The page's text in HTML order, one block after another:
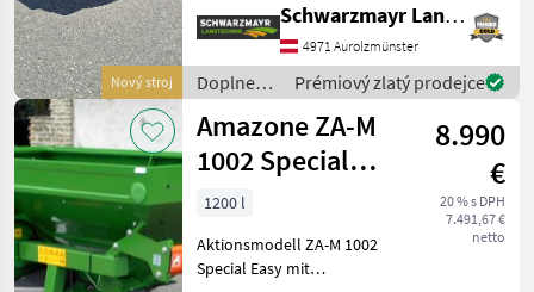
Nový stroj
rozmetacím systémom
CentreFlow - s plne
automatickým vážiacim
systémom so 4 vážiacimi
člán
Schwarzmayr Landtechnik GmbH - Aurolzmünster
4971 Aurolzmünster
Doplnenie
živin a
polievanie
/
Kverneland
Prémiový zlatý prodejce
Amazone ZA-M
1002 Special
Easy
8.990
€
20 % s DPH
7.491,67 €
netto
1200 l
Aktionsmodell ZA-M 1002
Special Easy mit